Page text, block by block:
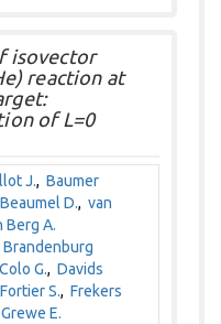
isovector
reaction at
of L=0
J.,Baumer
Beaumel D.,van
Berg A.
Brandenburg
Colo G.,Davids
Fortier S.,Frekers
Grewe E.